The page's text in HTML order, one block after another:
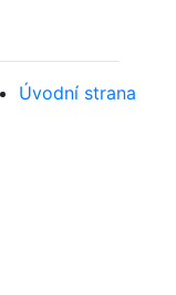
Úvodní strana